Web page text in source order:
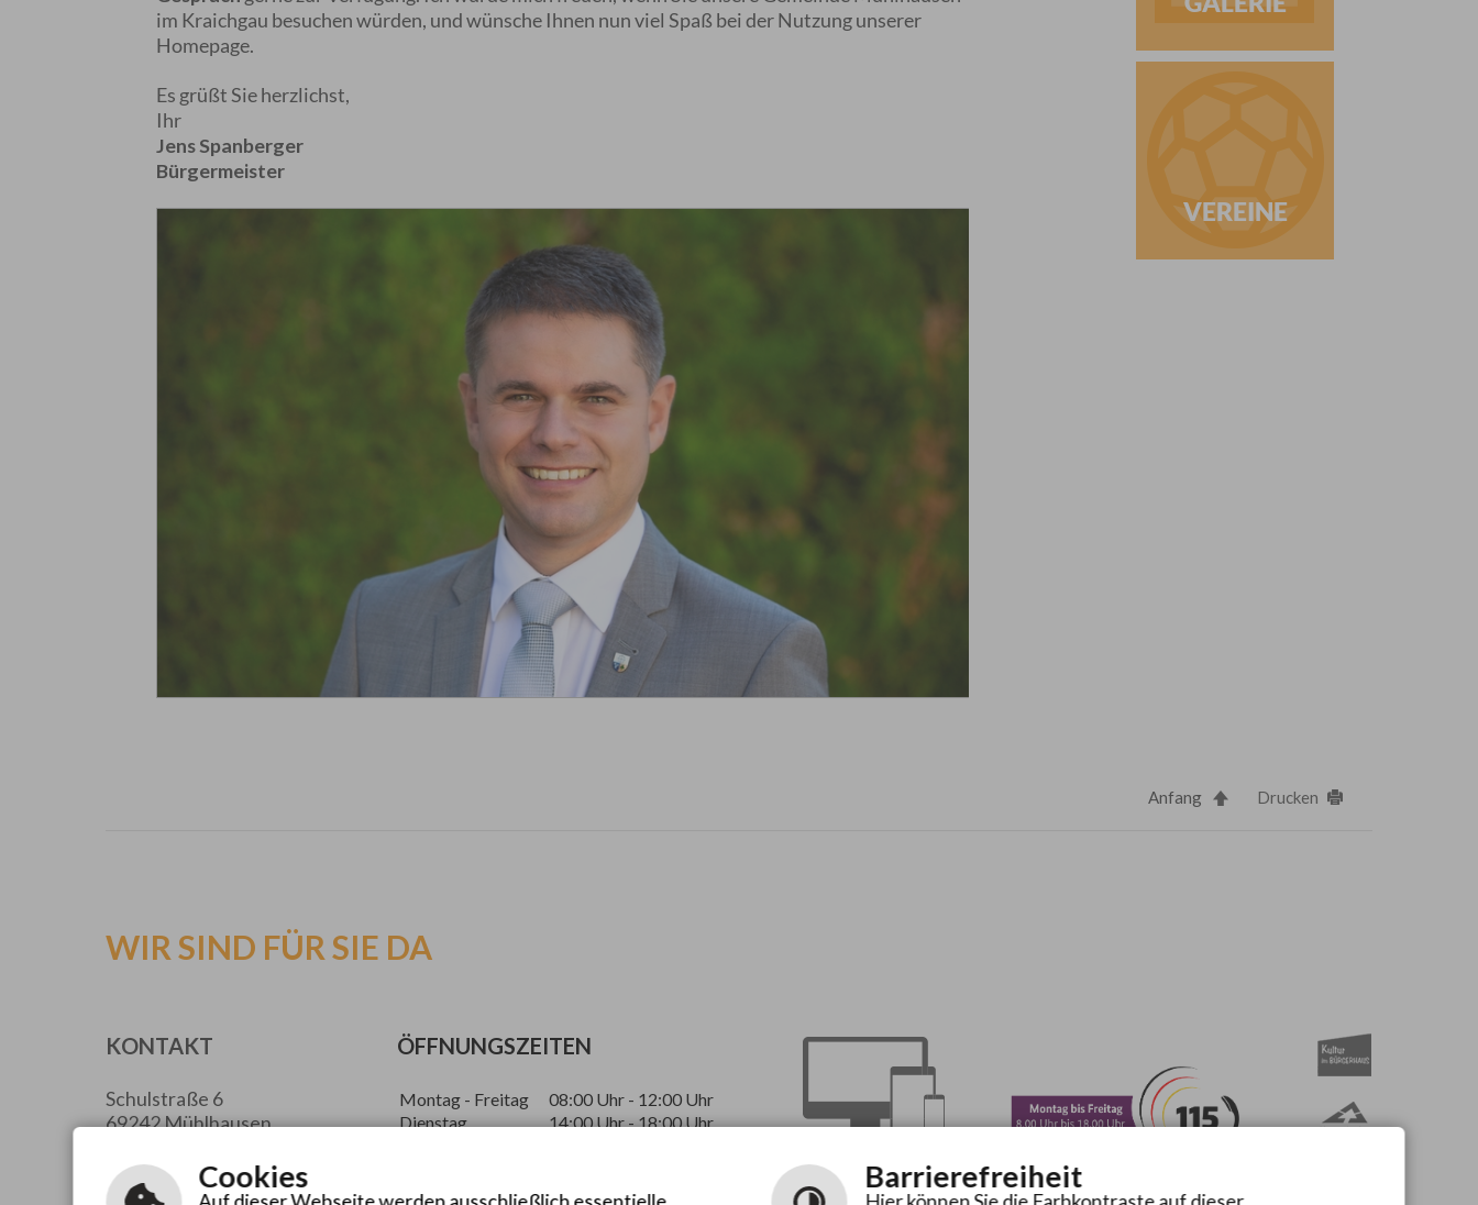
im Kraichgau besuchen würden, und wünsche Ihnen nun viel Spaß bei der Nutzung unserer
Homepage.
Es grüßt Sie herzlichst,
Ihr
Jens Spanberger
Bürgermeister
VEREINE
Anfang Drucken
WIR SIND FÜR SIE DA
KONTAKT
Schulstraße 6
69242 Mühlhausen
Tel.: 06222 / 6158-0
Fax: 06222 / 6158-39
ÖFFNUNGSZEITEN
Montag - Freitag
08:00 Uhr - 12:00 Uhr
Dienstag
14:00 Uhr - 18:00 Uhr
Cookies Barrierefreiheit